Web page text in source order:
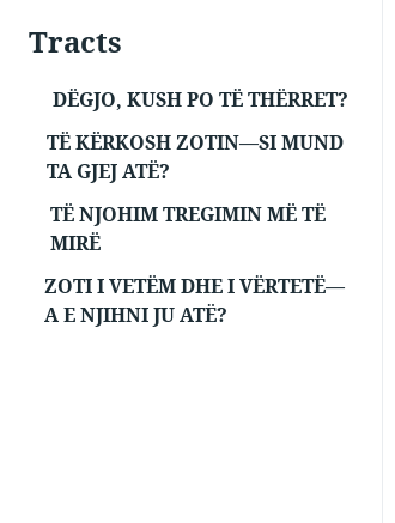
Tracts
DËGJO, KUSH PO TË THËRRET?
TË KËRKOSH ZOTIN—SI MUND
TA GJEJ ATË?
TË NJOHIM TREGIMIN MË TË
MIRË
ZOTI I VETËM DHE I VËRTETË—
A E NJIHNI JU ATË?